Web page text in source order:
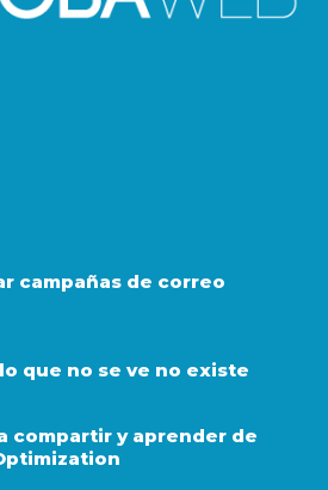
campañas de correo
que no se ve no existe
compartir y aprender de